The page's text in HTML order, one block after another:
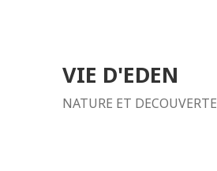
VIE D'EDEN
NATURE ET DECOUVERTE